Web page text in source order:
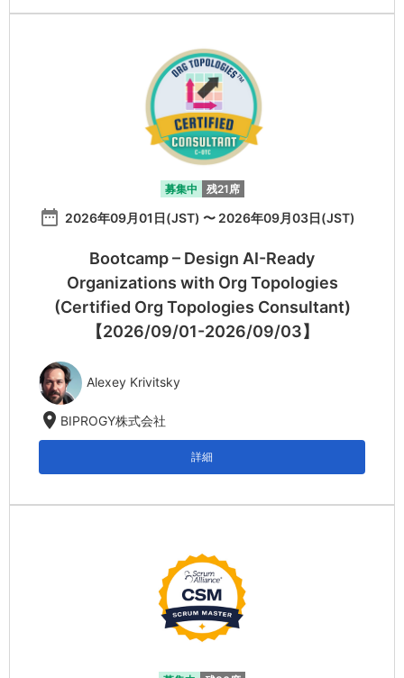
募集中 残21席
date_range 2026年09月01日(JST) 〜 2026年09月03日(JST)
Bootcamp – Design AI-Ready
Organizations with Org Topologies
(Certified Org Topologies Consultant)
【2026/09/01-2026/09/03】
Alexey Krivitsky
location_on BIPROGY株式会社
詳細